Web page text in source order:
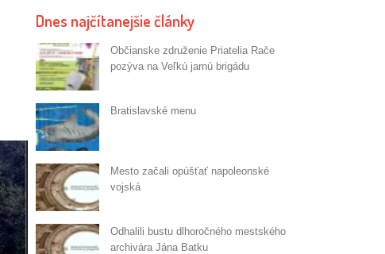
Dnes najčítanejšie články
Občianske združenie Priatelia Rače
pozýva na Veľkú jarnú brigádu
Bratislavské menu
Mesto začali opúšťať napoleonské
vojská
Odhalili bustu dlhoročného mestského
archivára Jána Batku